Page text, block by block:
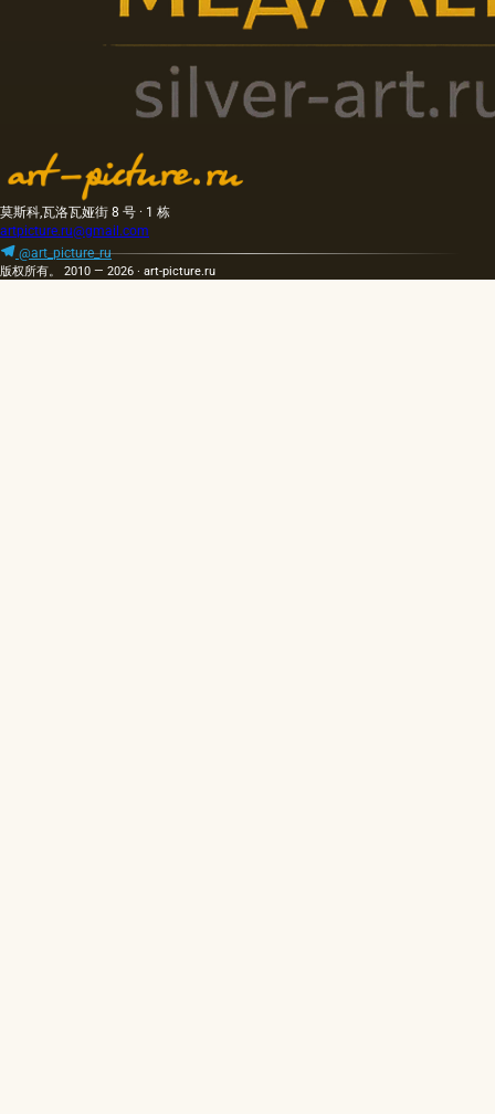
莫斯科,瓦洛瓦娅街 8 号 · 1 栋
artpicture.ru@gmail.com
@art_picture_ru
版权所有。 2010 — 2026 · art-picture.ru